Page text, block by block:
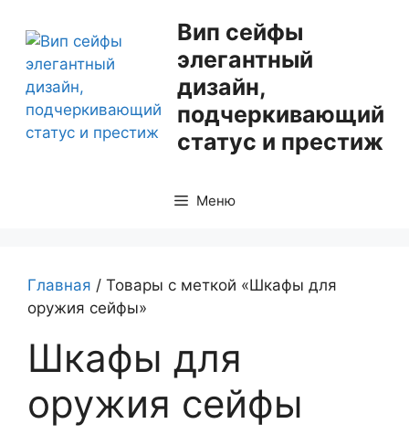
содержимому
Вип сейфы
элегантный
дизайн,
подчеркивающий
статус и престиж
Меню
Главная / Товары с меткой «Шкафы для
оружия сейфы»
Шкафы для
оружия сейфы